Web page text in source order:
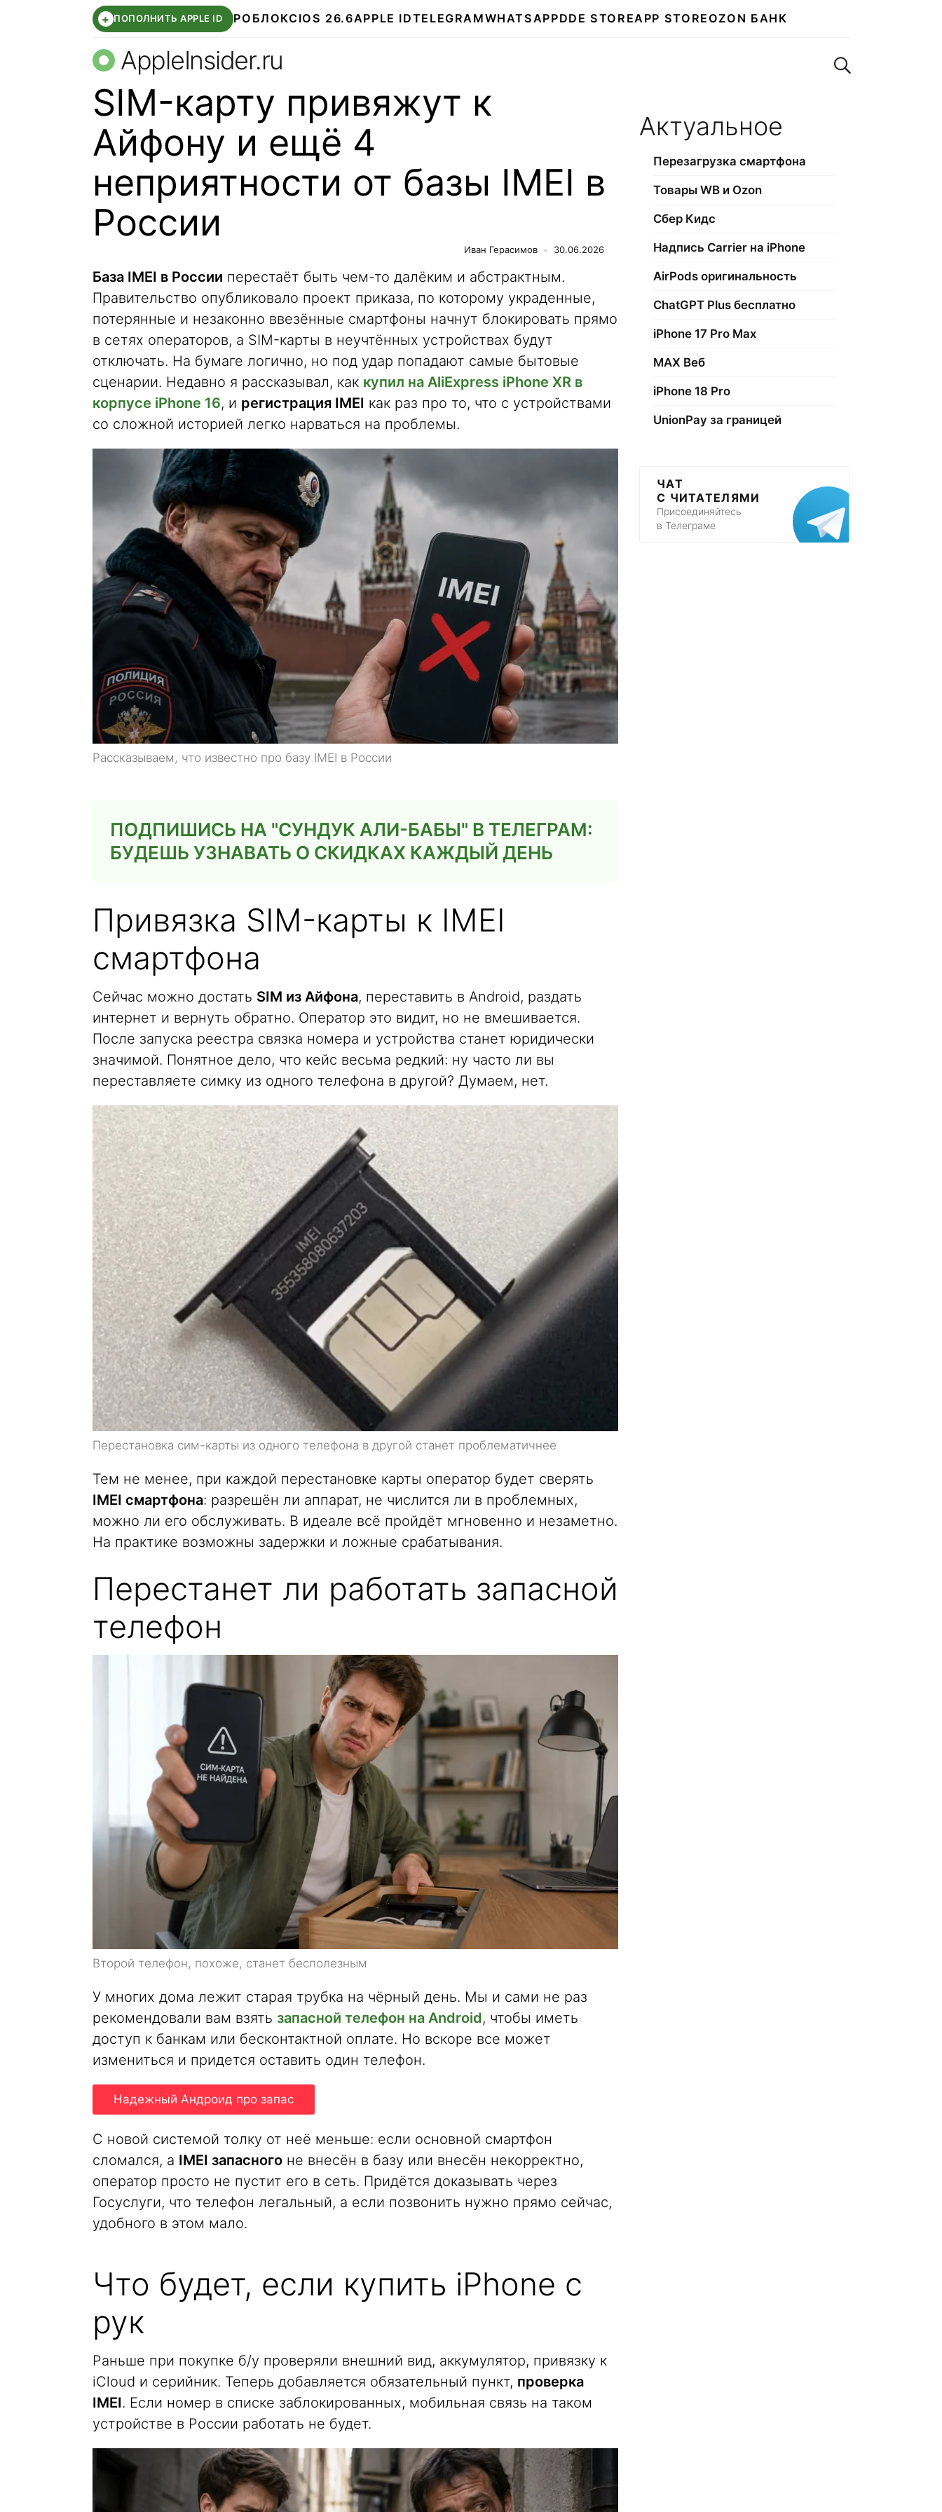
+ ПОПОЛНИТЬ APPLE ID РОБЛОКС IOS 26.6APPLE IDTELEGRAMWHATSAPPDDE STOREAPP STORE OZON БАНК
AppleInsider.ru Поиск по сайту
SIM-карту привяжут к
Айфону и ещё 4
неприятности от базы IMEI в
России
Иван Герасимов 30.06.2026
База IMEI в России перестаёт быть чем-то далёким и абстрактным.
Правительство опубликовало проект приказа, по которому украденные,
потерянные и незаконно ввезённые смартфоны начнут блокировать прямо
в сетях операторов, а SIM-карты в неучтённых устройствах будут
отключать. На бумаге логично, но под удар попадают самые бытовые
сценарии. Недавно я рассказывал, как купил на AliExpress iPhone XR в
корпусе iPhone 16, и регистрация IMEI как раз про то, что с устройствами
со сложной историей легко нарваться на проблемы.
Рассказываем, что известно про базу IMEI в России
ПОДПИШИСЬ НА "СУНДУК АЛИ-БАБЫ" В ТЕЛЕГРАМ:
БУДЕШЬ УЗНАВАТЬ О СКИДКАХ КАЖДЫЙ ДЕНЬ
Привязка SIM-карты к IMEI
смартфона
Сейчас можно достать SIM из Айфона, переставить в Android, раздать
интернет и вернуть обратно. Оператор это видит, но не вмешивается.
После запуска реестра связка номера и устройства станет юридически
значимой. Понятное дело, что кейс весьма редкий: ну часто ли вы
переставляете симку из одного телефона в другой? Думаем, нет.
Перестановка сим-карты из одного телефона в другой станет проблематичнее
Тем не менее, при каждой перестановке карты оператор будет сверять
IMEI смартфона: разрешён ли аппарат, не числится ли в проблемных,
можно ли его обслуживать. В идеале всё пройдёт мгновенно и незаметно.
На практике возможны задержки и ложные срабатывания.
Перестанет ли работать запасной
телефон
Второй телефон, похоже, станет бесполезным
У многих дома лежит старая трубка на чёрный день. Мы и сами не раз
рекомендовали вам взять запасной телефон на Android, чтобы иметь
доступ к банкам или бесконтактной оплате. Но вскоре все может
измениться и придется оставить один телефон.
Надежный Андроид про запас
С новой системой толку от неё меньше: если основной смартфон
сломался, а IMEI запасного не внесён в базу или внесён некорректно,
оператор просто не пустит его в сеть. Придётся доказывать через
Госуслуги, что телефон легальный, а если позвонить нужно прямо сейчас,
удобного в этом мало.
Что будет, если купить iPhone с
рук
Раньше при покупке б/у проверяли внешний вид, аккумулятор, привязку к
iCloud и серийник. Теперь добавляется обязательный пункт, проверка
IMEI. Если номер в списке заблокированных, мобильная связь на таком
устройстве в России работать не будет.
Актуальное
Перезагрузка смартфона
Товары WB и Ozon
Сбер Кидс
Надпись Carrier на iPhone
AirPods оригинальность
ChatGPT Plus бесплатно
iPhone 17 Pro Max
МАХ Веб
iPhone 18 Pro
UnionPay за границей
ЧАТ
С ЧИТАТЕЛЯМИ
Присоединяйтесь
в Телеграме